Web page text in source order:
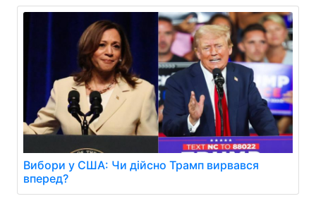
Вибори у США: Чи дійсно Трамп вирвався
вперед?